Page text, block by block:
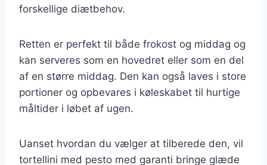
forskellige diætbehov.
Retten er perfekt til både frokost og middag og
kan serveres som en hovedret eller som en del
af en større middag. Den kan også laves i store
portioner og opbevares i køleskabet til hurtige
måltider i løbet af ugen.
Uanset hvordan du vælger at tilberede den, vil
tortellini med pesto med garanti bringe glæde